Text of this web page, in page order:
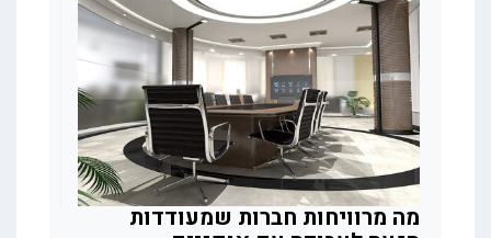
מה מרוויחות חברות שמעודדות